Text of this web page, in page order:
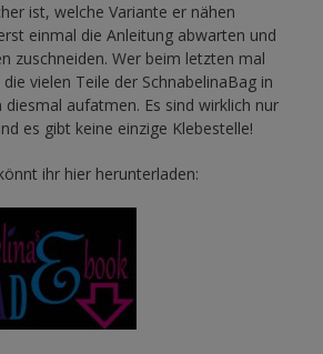
ist, welche Variante er nähen
einmal die Anleitung abwarten und
zuschneiden. Wer beim letzten mal
vielen Teile der SchnabelinaBag in
diesmal aufatmen. Es sind wirklich nur
es gibt keine einzige Klebestelle!
ihr hier herunterladen: